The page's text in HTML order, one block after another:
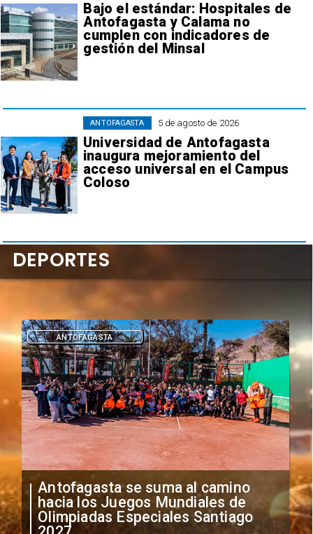
Bajo el estándar: Hospitales de
Antofagasta y Calama no
cumplen con indicadores de
gestión del Minsal
5 de agosto de 2026
Universidad de Antofagasta
inaugura mejoramiento del
acceso universal en el Campus
Coloso
ANTOFAGASTA
"Falta de profesionalismo": Sifup
anuncia medidas por situación
irregular de futbolistas
DEPORTES
DEPORTES